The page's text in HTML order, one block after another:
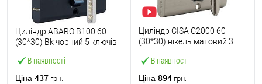
В наявності
Циліндр ABARO B100 60
(30*30) Bk чорний 5 ключів
Ціна 437 грн.
В наявності
Циліндр CISA C2000 60
(30*30) нікель матовий 3
Ціна 894 грн.